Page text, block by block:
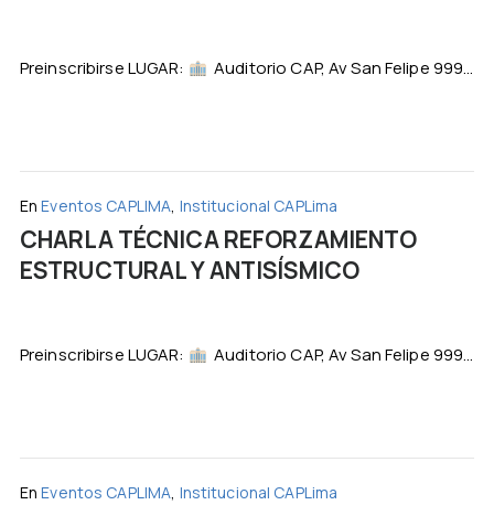
Preinscribirse LUGAR: Auditorio CAP, Av San Felipe 999...
En Eventos CAPLIMA, Institucional CAPLima
CHARLA TÉCNICA REFORZAMIENTO
ESTRUCTURAL Y ANTISÍSMICO
Preinscribirse LUGAR: Auditorio CAP, Av San Felipe 999...
En Eventos CAPLIMA, Institucional CAPLima